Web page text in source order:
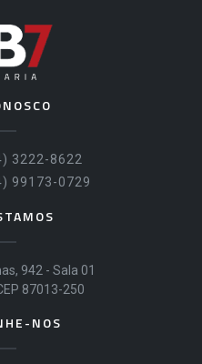
3222-8622
99173-0729
942 - Sala 01
87013-250
NOS